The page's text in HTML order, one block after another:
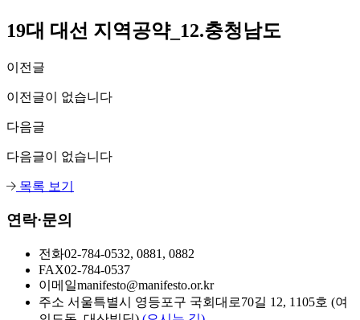
19대 대선 지역공약_12.충청남도
이전글
이전글이 없습니다
다음글
다음글이 없습니다
목록 보기
연락·문의
전화02-784-0532, 0881, 0882
FAX02-784-0537
이메일manifesto@manifesto.or.kr
주소 서울특별시 영등포구 국회대로70길 12, 1105호 (여